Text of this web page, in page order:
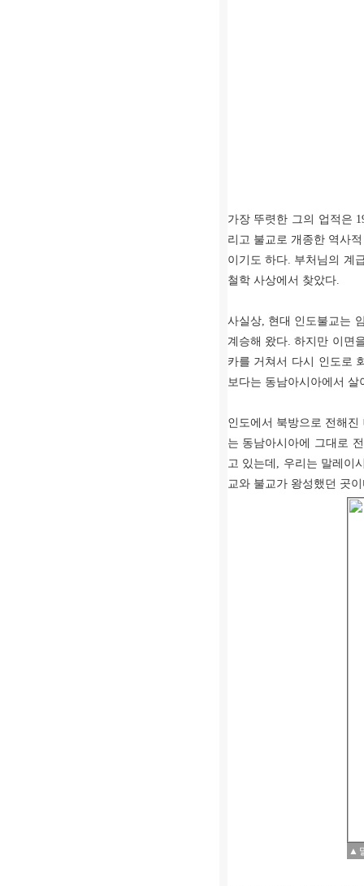
가장 뚜렷한 그의 업적은
리고 불교로 개종한 역사
이기도 하다. 부처님의 계
철학 사상에서 찾았다.
사실상, 현대 인도불교는
계승해 왔다. 하지만 이면
카를 거쳐서 다시 인도로
보다는 동남아시아에서
인도에서 북방으로 전해
는 동남아시아에 그대로
고 있는데 , 우리는 말레이
교와 불교가 왕성했던 곳이
▲